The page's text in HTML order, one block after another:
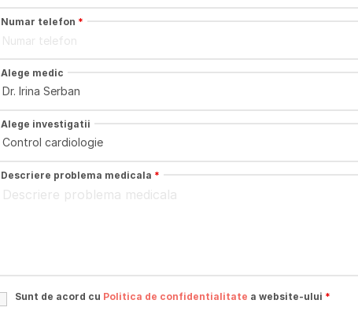
Numar telefon *
Alege medic
Alege investigatii
Descriere problema medicala *
Sunt de acord cu Politica de confidentialitate a website-ului *